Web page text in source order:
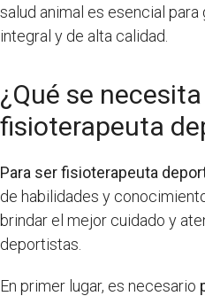
salud animal es esencial
integral y de alta calidad.
¿Qué se
fisioterapeuta
Para ser fisioterapeuta
de habilidades y
brindar el mejor cuidado y
deportistas.
En primer lugar, es necesario